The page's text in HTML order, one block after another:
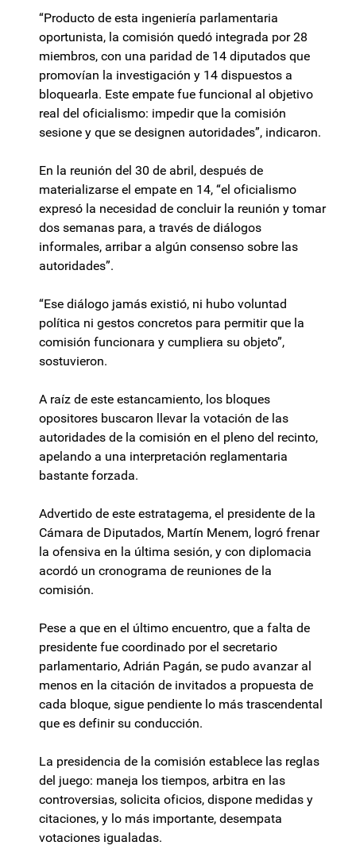
“Producto de esta ingeniería parlamentaria
oportunista, la comisión quedó integrada por 28
miembros, con una paridad de 14 diputados que
promovían la investigación y 14 dispuestos a
bloquearla. Este empate fue funcional al objetivo
real del oficialismo: impedir que la comisión
sesione y que se designen autoridades”, indicaron.
En la reunión del 30 de abril, después de
materializarse el empate en 14, “el oficialismo
expresó la necesidad de concluir la reunión y tomar
dos semanas para, a través de diálogos
informales, arribar a algún consenso sobre las
autoridades”.
“Ese diálogo jamás existió, ni hubo voluntad
política ni gestos concretos para permitir que la
comisión funcionara y cumpliera su objeto”,
sostuvieron.
A raíz de este estancamiento, los bloques
opositores buscaron llevar la votación de las
autoridades de la comisión en el pleno del recinto,
apelando a una interpretación reglamentaria
bastante forzada.
Advertido de este estratagema, el presidente de la
Cámara de Diputados, Martín Menem, logró frenar
la ofensiva en la última sesión, y con diplomacia
acordó un cronograma de reuniones de la
comisión.
Pese a que en el último encuentro, que a falta de
presidente fue coordinado por el secretario
parlamentario, Adrián Pagán, se pudo avanzar al
menos en la citación de invitados a propuesta de
cada bloque, sigue pendiente lo más trascendental
que es definir su conducción.
La presidencia de la comisión establece las reglas
del juego: maneja los tiempos, arbitra en las
controversias, solicita oficios, dispone medidas y
citaciones, y lo más importante, desempata
votaciones igualadas.